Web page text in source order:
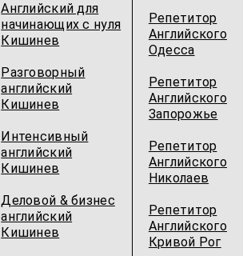
Английский для
начинающих с нуля
Кишинев
Разговорный
английский
Кишинев
Интенсивный
английский
Кишинев
Деловой & бизнес
английский
Кишинев
Репетитор
Английского
Одесcа
Репетитор
Английского
Запорожье
Репетитор
Английского
Николаев
Репетитор
Английского
Кривой Рог